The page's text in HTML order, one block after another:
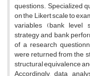
questions. Specialized
on the Likert scale to
variables (bank level
strategy and bank
of a research
were returned from the
structural equivalence